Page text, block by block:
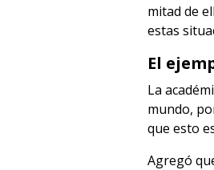
mitad de
estas
El
La
mundo,
que esto
Agregó